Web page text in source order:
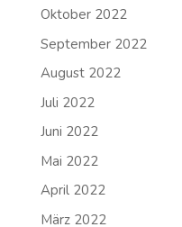
Oktober 2022
September 2022
August 2022
Juli 2022
Juni 2022
Mai 2022
April 2022
März 2022